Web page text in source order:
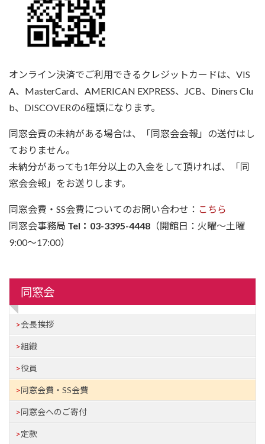
オンライン決済でご利用できるクレジットカードは、VIS
A、MasterCard、AMERICAN EXPRESS、JCB、Diners Clu
b、DISCOVERの6種類になります。
同窓会費の未納がある場合は、「同窓会会報」の送付はし
ておりません。
未納分があっても1年分以上の入金をして頂ければ、「同
窓会会報」をお送りします。
同窓会費・SS会費についてのお問い合わせ： こちら
同窓会事務局 Tel：03-3395-4448 （開館日：火曜～土曜
9:00～17:00）
同窓会
会長挨拶
組織
役員
同窓会費・SS会費
同窓会へのご寄付
定款